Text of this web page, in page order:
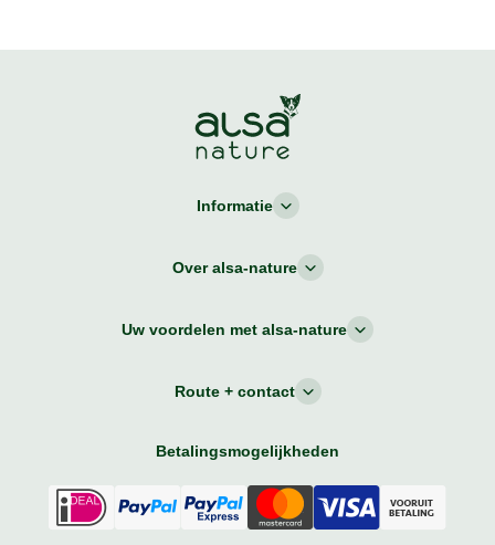
Informatie
Over alsa-nature
Uw voordelen met alsa-nature
Route + contact
Betalingsmogelijkheden